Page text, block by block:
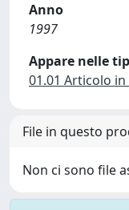
Anno
1997
Appare nelle
01.01 Articolo in
File in questo
Non ci sono file